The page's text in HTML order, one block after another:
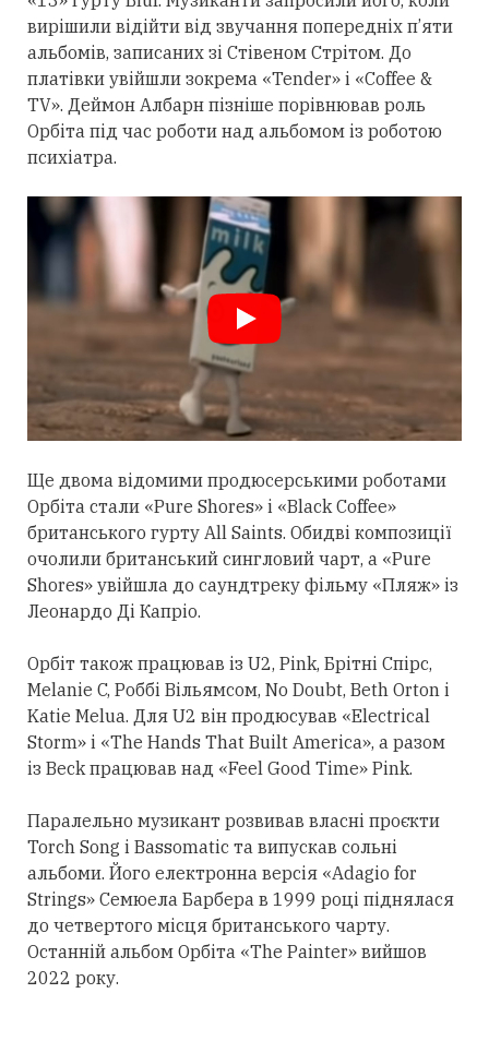
вирішили відійти від звучання попередніх п’яти
альбомів, записаних зі Стівеном Стрітом. До
платівки увійшли зокрема «Tender» і «Coffee &
TV». Деймон Албарн пізніше порівнював роль
Орбіта під час роботи над альбомом із роботою
психіатра.
Ще двома відомими продюсерськими роботами
Орбіта стали «Pure Shores» і «Black Coffee»
британського гурту All Saints. Обидві композиції
очолили британський сингловий чарт, а «Pure
Shores» увійшла до саундтреку фільму «Пляж» із
Леонардо Ді Капріо.
Орбіт також працював із U2, Pink, Брітні Спірс,
Melanie C, Роббі Вільямсом, No Doubt, Beth Orton і
Katie Melua. Для U2 він продюсував «Electrical
Storm» і «The Hands That Built America», а разом
із Beck працював над «Feel Good Time» Pink.
Паралельно музикант розвивав власні проєкти
Torch Song і Bassomatic та випускав сольні
альбоми. Його електронна версія «Adagio for
Strings» Семюела Барбера в 1999 році піднялася
до четвертого місця британського чарту.
Останній альбом Орбіта «The Painter» вийшов
2022 року.